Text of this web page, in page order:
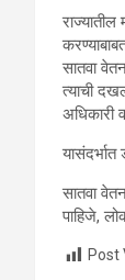
राज्यातील
सातवा
त्याची
अधिकारी
सातवा
पाहिजे,
Post